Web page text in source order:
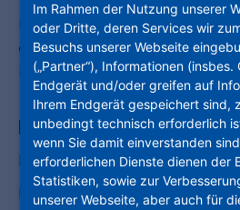
Hier finden Sie nicht nur
einen Blick, sondern auch
Fragen.
AUF EINEN BLICK
HÄUFIG GESTELLTE FRAGEN
IHR SCHNELLER KONTAKT
Im Rahmen der Nutzung unserer
oder Dritte, deren Services wir
Besuchs unserer Webseite
(„Partner“), Informationen (insbes.
Endgerät und/oder greifen auf
Ihrem Endgerät gespeichert sind,
unbedingt technisch erforderlich
wenn Sie damit einverstanden
erforderlichen Dienste dienen der
Statistiken, sowie zur
unserer Webseite, aber auch für